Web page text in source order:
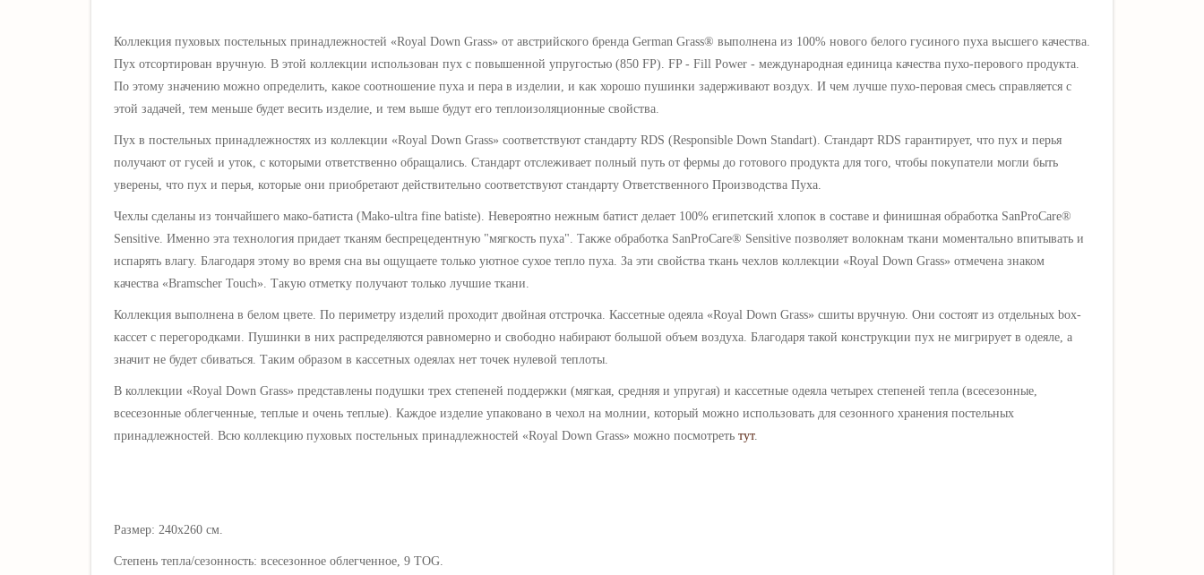
Коллекция пуховых постельных принадлежностей «Royal Down Grass» от австрийского бренда German Grass® выполнена из 100% нового белого гусиного пуха высшего качества.
Пух отсортирован вручную. В этой коллекции использован пух с повышенной упругостью (850 FP). FP - Fill Power - международная единица качества пухо-перового продукта.
По этому значению можно определить, какое соотношение пуха и пера в изделии, и как хорошо пушинки задерживают воздух. И чем лучше пухо-перовая смесь справляется с
этой задачей, тем меньше будет весить изделие, и тем выше будут его теплоизоляционные свойства.
Пух в постельных принадлежностях из коллекции «Royal Down Grass» соответствуют стандарту RDS (Responsible Down Standart). Стандарт RDS гарантирует, что пух и перья
получают от гусей и уток, с которыми ответственно обращались. Стандарт отслеживает полный путь от фермы до готового продукта для того, чтобы покупатели могли быть
уверены, что пух и перья, которые они приобретают действительно соответствуют стандарту Ответственного Производства Пуха.
Чехлы сделаны из тончайшего мако-батиста (Mako-ultra fine batiste). Невероятно нежным батист делает 100% египетский хлопок в составе и финишная обработка SanProCare®
Sensitive. Именно эта технология придает тканям беспрецедентную "мягкость пуха". Также обработка SanProCare® Sensitive позволяет волокнам ткани моментально впитывать и
испарять влагу. Благодаря этому во время сна вы ощущаете только уютное сухое тепло пуха. За эти свойства ткань чехлов коллекции «Royal Down Grass» отмечена знаком
качества «Bramscher Touch». Такую отметку получают только лучшие ткани.
Коллекция выполнена в белом цвете. По периметру изделий проходит двойная отстрочка. Кассетные одеяла «Royal Down Grass» сшиты вручную. Они состоят из отдельных box-
кассет с перегородками. Пушинки в них распределяются равномерно и свободно набирают большой объем воздуха. Благодаря такой конструкции пух не мигрирует в одеяле, а
значит не будет сбиваться. Таким образом в кассетных одеялах нет точек нулевой теплоты.
В коллекции «Royal Down Grass» представлены подушки трех степеней поддержки (мягкая, средняя и упругая) и кассетные одеяла четырех степеней тепла (всесезонные,
всесезонные облегченные, теплые и очень теплые). Каждое изделие упаковано в чехол на молнии, который можно использовать для сезонного хранения постельных
принадлежностей. Всю коллекцию пуховых постельных принадлежностей «Royal Down Grass» можно посмотреть тут.
Размер: 240х260 см.
Степень тепла/сезонность: всесезонное облегченное, 9 TOG